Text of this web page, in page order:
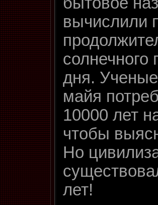
вычислили
солнечного
дня.
майя
10000 лет
чтобы
Но
лет!